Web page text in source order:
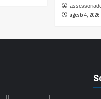
agosto 4, 2026